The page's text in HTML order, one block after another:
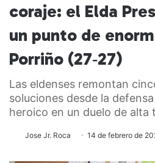
coraje: el Elda
un punto de
Porriño (27‑27)
Las eldenses remontan
soluciones desde la
heroico en un duelo de alta
Jose Jr. Roca 14 de febrero de